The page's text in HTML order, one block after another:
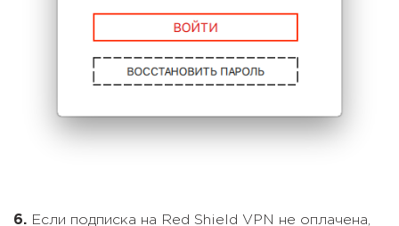
6. Если подписка на Red Shield VPN не оплачена,